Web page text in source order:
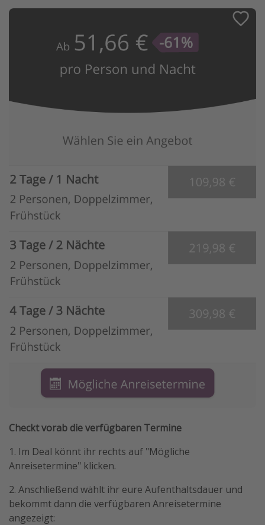
Checkt vorab die verfügbaren Termine
1. Im Deal könnt ihr rechts auf "Mögliche
Anreisetermine" klicken.
2. Anschließend wählt ihr eure Aufenthaltsdauer und
bekommt dann die verfügbaren Anreisetermine
angezeigt: